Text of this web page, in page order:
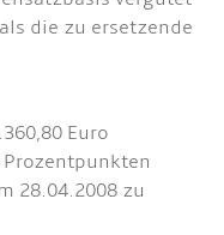
die zu ersetzende
Euro
28.04.2008 zu